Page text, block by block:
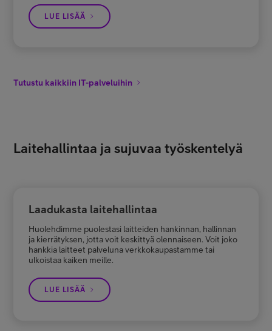
LUE LISÄÄ
Tutustu kaikkiin IT-palveluihin
Laitehallintaa ja sujuvaa työskentelyä
Laadukasta laitehallintaa
Huolehdimme puolestasi laitteiden hankinnan, hallinnan
ja kierrätyksen, jotta voit keskittyä olennaiseen. Voit joko
hankkia laitteet palveluna verkkokaupastamme tai
ulkoistaa kaiken meille.
LUE LISÄÄ